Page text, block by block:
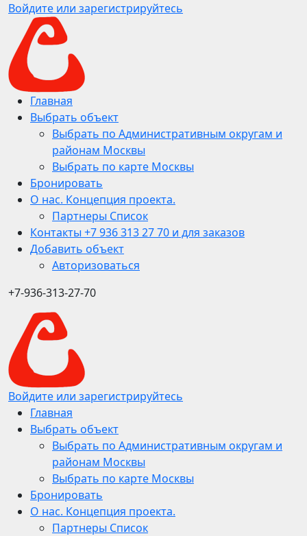
Войдите или зарегистрируйтесь
Главная
Выбрать объект
Выбрать по Административным округам и
районам Москвы
Выбрать по карте Москвы
Бронировать
О нас. Концепция проекта.
Партнеры Список
Контакты +7 936 313 27 70 и для заказов
Добавить объект
Авторизоваться
+7-936-313-27-70
Войдите или зарегистрируйтесь
Главная
Выбрать объект
Выбрать по Административным округам и
районам Москвы
Выбрать по карте Москвы
Бронировать
О нас. Концепция проекта.
Партнеры Список